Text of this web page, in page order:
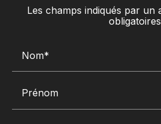
Les champs indiqués par un
obligatoires
Nom*
Prénom